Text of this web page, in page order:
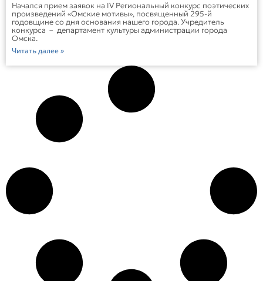
Начался прием заявок на IV Региональный конкурс поэтических
произведений «Омские мотивы», посвященный 295-й
годовщине со дня основания нашего города. Учредитель
конкурса – департамент культуры администрации города
Омска.
Читать далее »